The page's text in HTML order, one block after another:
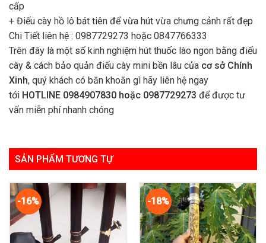
cấp
+ Điếu cày hồ lô bát tiên để vừa hút vừa chưng cảnh rất đẹp
Chi Tiết liên hệ : 0987729273 hoặc 0847766333
Trên đây là một số kinh nghiệm hút thuốc lào ngon bằng điếu
cày & cách bảo quản điếu cày mini bền lâu của cơ sở Chính
Xinh, quý khách có băn khoăn gì hãy liên hệ ngay
tới HOTLINE 0984907830 hoặc 0987729273 để được tư
vấn miễn phí nhanh chóng
SẢN PHẨM TƯƠNG TỰ
-16% -18%